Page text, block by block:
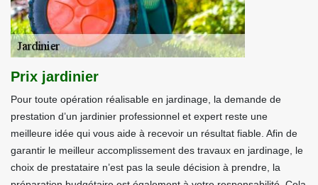
Prix jardinier
Pour toute opération réalisable en jardinage, la demande de
prestation d’un jardinier professionnel et expert reste une
meilleure idée qui vous aide à recevoir un résultat fiable. Afin de
garantir le meilleur accomplissement des travaux en jardinage, le
choix de prestataire n’est pas la seule décision à prendre, la